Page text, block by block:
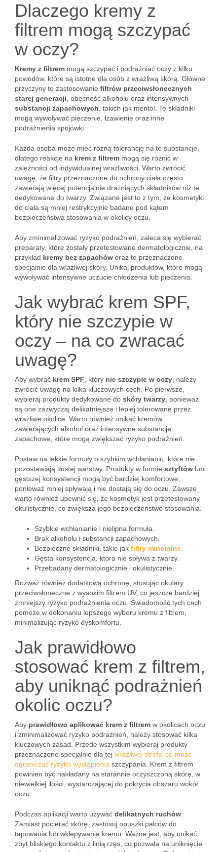
Dlaczego kremy z
filtrem mogą szczypać
w oczy?
Kremy z filtrem mogą szczypać i podrażniać oczy z kilku
powodów, które są istotne dla osób z wrażliwą skórą. Główne
przyczyny to zastosowanie filtrów przeciwsłonecznych
starej generacji , obecność alkoholu oraz intensywnych
substancji zapachowych , takich jak mentol. Te składniki
mogą wywoływać pieczenie, łzawienie oraz inne
podrażnienia spojówki.
Każda osoba może mieć różną tolerancję na te substancje,
dlatego reakcje na krem z filtrem mogą się różnić w
zależności od indywidualnej wrażliwości. Warto zwrócić
uwagę, że filtry przeznaczone do ochrony ciała często
zawierają więcej potencjalnie drażniących składników niż te
dedykowane do twarzy. Związane jest to z tym, że kosmetyki
do ciała są mniej restrykcyjnie badane pod kątem
bezpieczeństwa stosowania w okolicy oczu.
Aby zminimalizować ryzyko podrażnień, zaleca się wybierać
preparaty, które zostały przetestowane dermatologicznie, na
przykład kremy bez zapachów oraz te przeznaczone
specjalnie dla wrażliwej skóry. Unikaj produktów, które mogą
wywoływać intensywne uczucie chłodzenia lub pieczenia.
Jak wybrać krem SPF,
który nie szczypie w
oczy – na co zwracać
uwagę?
Aby wybrać krem SPF , który nie szczypie w oczy , należy
zwrócić uwagę na kilka kluczowych cech. Po pierwsze,
wybieraj produkty dedykowane do skóry twarzy , ponieważ
są one zazwyczaj delikatniejsze i lepiej tolerowane przez
wrażliwe okolice. Warto również unikać kremów
zawierających alkohol oraz intensywne substancje
zapachowe, które mogą zwiększać ryzyko podrażnień.
Postaw na lekkie formuły o szybkim wchłanianiu, które nie
pozostawiają tłustej warstwy. Produkty w formie sztyftów lub
gęstszej konsystencji mogą być bardziej komfortowe,
ponieważ mniej spływają i nie dostają się do oczu. Zawsze
warto również upewnić się, że kosmetyk jest przetestowany
okulistycznie, co zwiększa jego bezpieczeństwo stosowania.
Szybkie wchłanianie i nielipna formuła.
Brak alkoholu i substancji zapachowych.
Bezpieczne składniki, takie jak filtry mineralne
Gęsta konsystencja, która nie spływa z twarzy.
Przebadany dermatologicznie i okulistycznie.
Rozważ również dodatkową ochronę, stosując okulary
przeciwsłoneczne z wysokim filtrem UV, co jeszcze bardziej
zmniejszy ryzyko podrażnienia oczu. Świadomość tych cech
pomoże w dokonaniu lepszego wyboru kremu z filtrem,
minimalizując ryzyko dyskomfortu.
Jak prawidłowo
stosować krem z filtrem,
aby uniknąć podrażnień
okolic oczu?
Aby prawidłowo aplikować krem z filtrem w okolicach oczu
i zminimalizować ryzyko podrażnień, należy stosować kilka
kluczowych zasad. Przede wszystkim wybieraj produkty
przeznaczone specjalnie dla tej wrażliwej strefy, co może
ograniczać ryzyko wystąpienia szczypania. Krem z filtrem
powinien być nakładany na starannie oczyszczoną skórę, w
niewielkiej ilości, wystarczającej do pokrycia obszaru wokół
oczu.
Podczas aplikacji warto używać delikatnych ruchów
Zamiast pocierać skórę, zastosuj opuszki palców do
tapowania lub wklepywania kremu. Ważne jest, aby unikać
zbyt bliskiego kontaktu z linią rzęs, co pozwala na uniknięcie